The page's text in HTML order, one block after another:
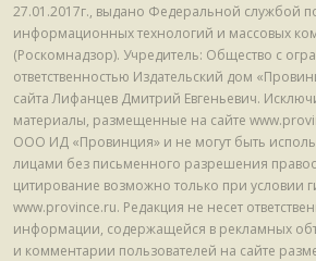
27.01.2017г., выдано Федеральной службой
информационных технологий и массовых
(Роскомнадзор). Учредитель: Общество с
ответственностью Издательский дом
сайта Лифанцев Дмитрий Евгеньевич.
материалы, размещенные на сайте
ООО ИД «Провинция» и не могут быть
лицами без письменного разрешения
цитирование возможно только при условии
www.province.ru. Редакция не несет
информации, содержащейся в рекламных
и комментарии пользователей на сайте